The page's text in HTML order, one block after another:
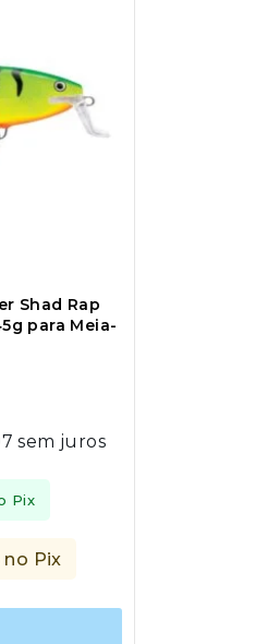
Shad Rap
para Meia-
sem juros
Pix
no Pix
Este